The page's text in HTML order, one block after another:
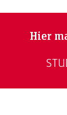
Hier